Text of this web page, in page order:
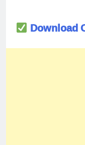
Download